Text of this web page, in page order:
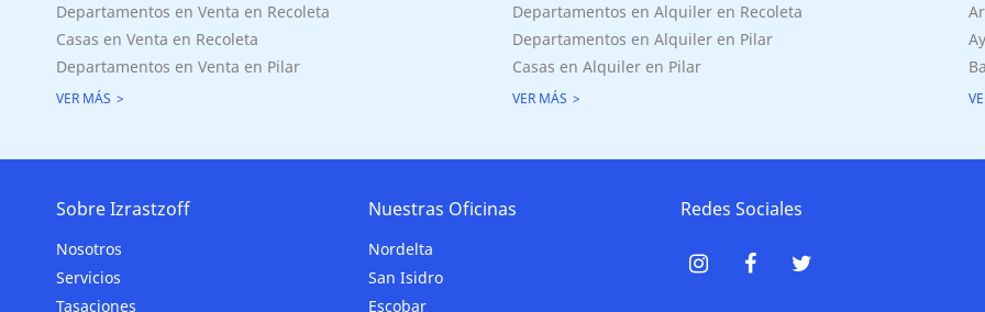
Departamentos en Venta en Recoleta
Casas en Venta en Recoleta
Departamentos en Venta en Pilar
VER MÁS
Departamentos en Alquiler en Recoleta
Departamentos en Alquiler en Pilar
Casas en Alquiler en Pilar
VER MÁS
Sobre Izrastzoff
Nosotros
Servicios
Tasaciones
Nuestras Oficinas
Nordelta
San Isidro
Escobar
Redes Sociales